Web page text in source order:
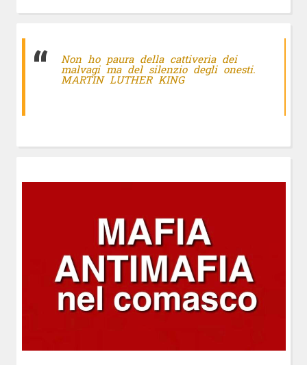
Non ho paura della cattiveria dei
malvagi ma del silenzio degli onesti.
MARTIN LUTHER KING